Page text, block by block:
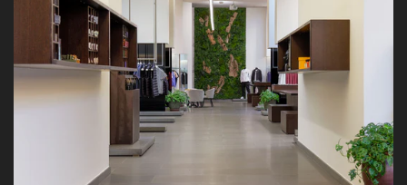
andere koerier; de kosten hiervan zijn voor eigen
rekening.
Gebruik hiervoor hetretourformulier.
​Het door jou betaalde bedrag wordt zo snel mogelijk
teruggestort.
Als je het wilt omruilen voor een ander artikel, dien je een
nieuwe bestelling te plaatsen.